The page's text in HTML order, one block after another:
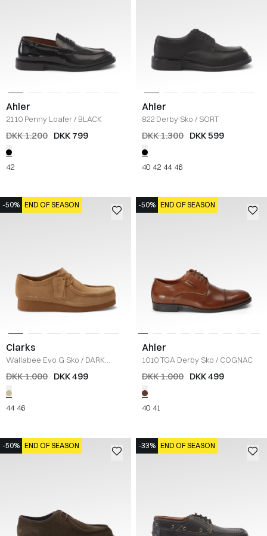
Ahler
2110 Penny Loafer/ BLACK
DKK 1.200 DKK 799
42
Ahler
822 Derby Sko / SORT
DKK 1.300 DKK 599
40 42 44 46
-50% END OF SEASON
Clarks
Wallabee Evo G Sko / DARK
SAND
DKK 1.000 DKK 499
44 46
-50% END OF SEASON
Ahler
1010 TGA Derby Sko / COGNAC
DKK 1.000 DKK 499
40 41
-50% END OF SEASON -33% END OF SEASON